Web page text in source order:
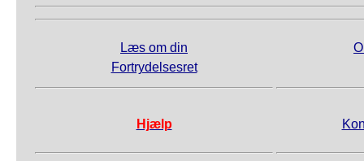
Læs om din
Fortrydelsesret
Hjælp